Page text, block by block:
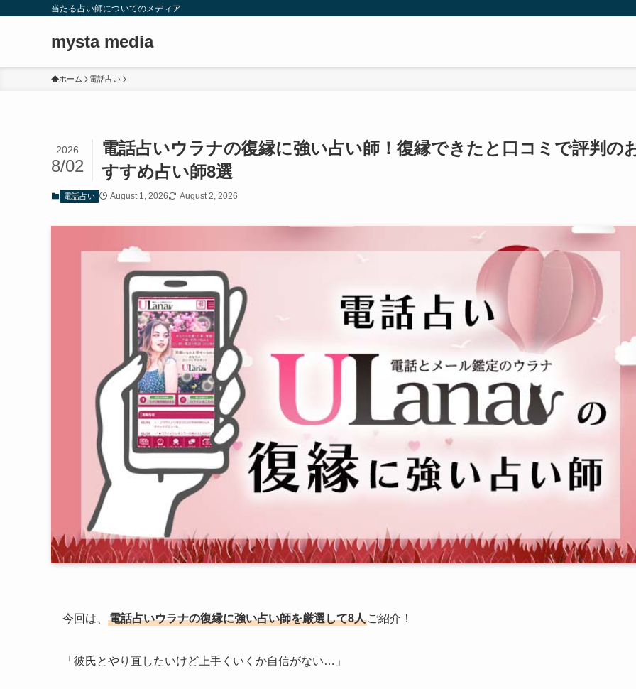
当たる占い師についてのメディア
mysta media
ホーム 電話占い
電話占いウラナの復縁に強い占い師！復縁できたと口コミで評判の
すすめ占い師8選
2026
8/02
電話占い August 1, 2026 August 2, 2026
今回は、 電話占いウラナの復縁に強い占い師を厳選して8人 ご紹介！
「彼氏とやり直したいけど上手くいくか自信がない…」